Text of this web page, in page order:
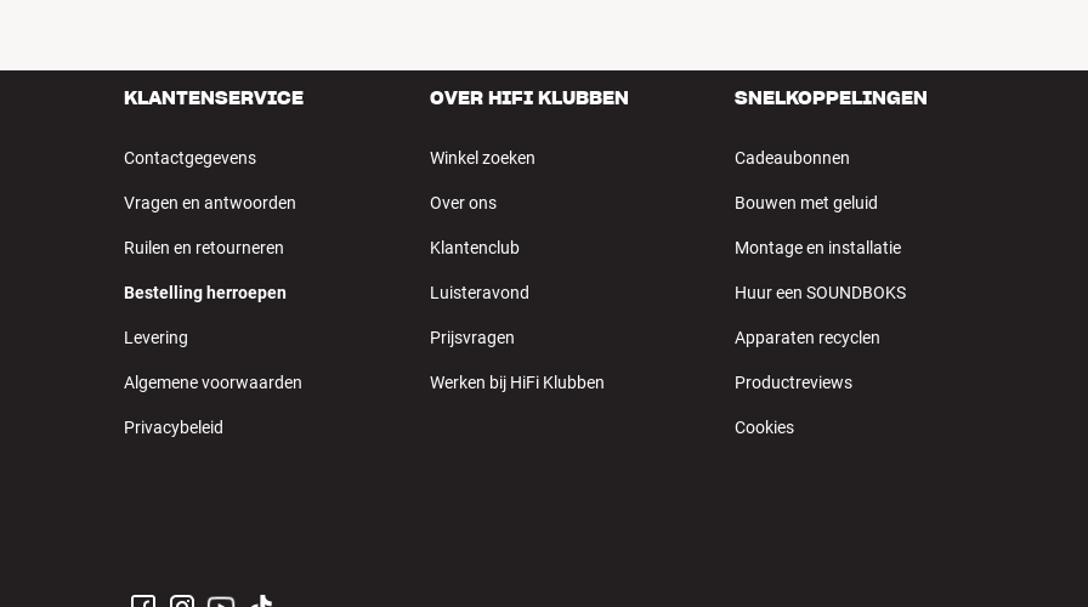
KLANTENSERVICE
Contactgegevens
Vragen en antwoorden
Ruilen en retourneren
Bestelling herroepen
Levering
Algemene voorwaarden
Privacybeleid
OVER HIFI KLUBBEN
Winkel zoeken
Over ons
Klantenclub
Luisteravond
Prijsvragen
Werken bij HiFi Klubben
SNELKOPPELINGEN
Cadeaubonnen
Bouwen met geluid
Montage en installatie
Huur een SOUNDBOKS
Apparaten recyclen
Productreviews
Cookies